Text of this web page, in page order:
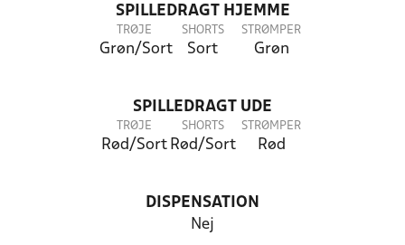
SPILLEDRAGT HJEMME
TRØJE
Grøn/Sort
SHORTS
Sort
STRØMPER
Grøn
SPILLEDRAGT UDE
TRØJE
Rød/Sort
SHORTS
Rød/Sort
STRØMPER
Rød
DISPENSATION
Nej